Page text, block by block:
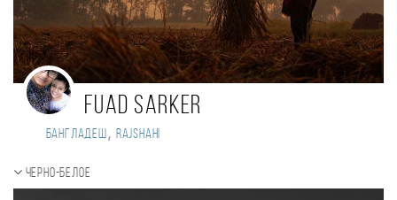
Fuad sarker
Бангладеш, Rajshahi
Черно-белое